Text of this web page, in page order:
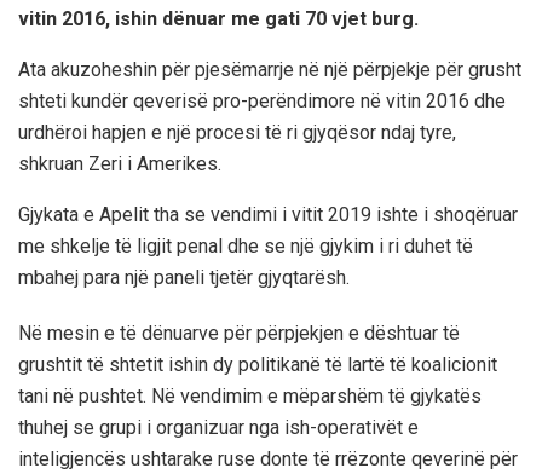
vitin 2016, ishin dënuar me gati 70 vjet burg.
Ata akuzoheshin për pjesëmarrje në një përpjekje për grusht
shteti kundër qeverisë pro-perëndimore në vitin 2016 dhe
urdhëroi hapjen e një procesi të ri gjyqësor ndaj tyre,
shkruan Zeri i Amerikes.
Gjykata e Apelit tha se vendimi i vitit 2019 ishte i shoqëruar
me shkelje të ligjit penal dhe se një gjykim i ri duhet të
mbahej para një paneli tjetër gjyqtarësh.
Në mesin e të dënuarve për përpjekjen e dështuar të
grushtit të shtetit ishin dy politikanë të lartë të koalicionit
tani në pushtet. Në vendimim e mëparshëm të gjykatës
thuhej se grupi i organizuar nga ish-operativët e
inteligjencës ushtarake ruse donte të rrëzonte qeverinë për